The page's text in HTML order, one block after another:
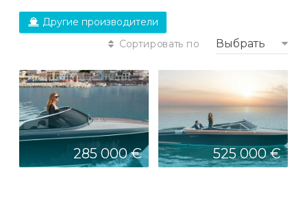
Другие производители
Сортировать по Выбрать
285 000 € 525 000 €